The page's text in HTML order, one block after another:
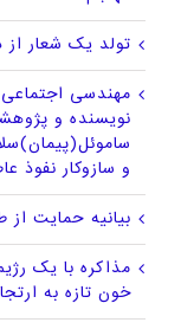
تولد یک شعار
مهندسی اجتماعی
نویسنده و
و سازوکار نفوذ
بیانیه حمایت
مذاکره با یک
خون تازه به